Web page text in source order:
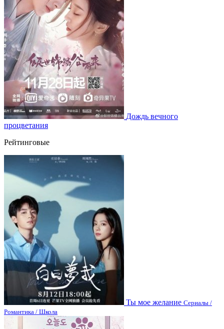
Дождь вечного
процветания
Рейтинговые
Ты мое желание Сериалы /
Романтика / Школа